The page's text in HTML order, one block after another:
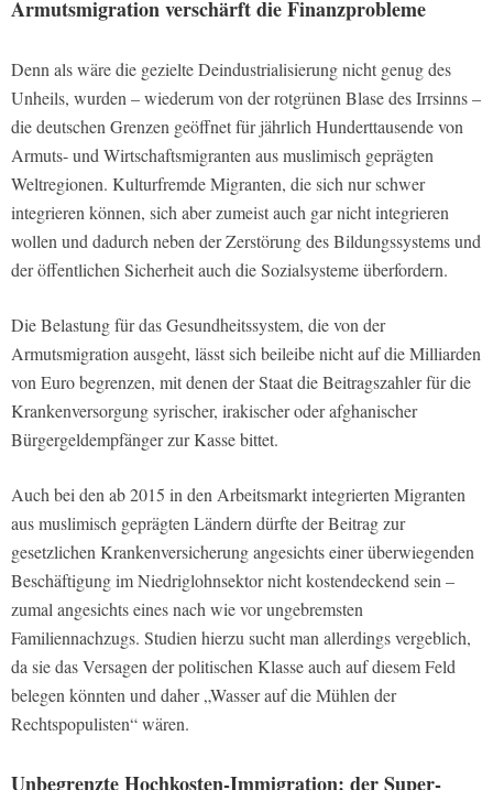
Armutsmigration verschärft die Finanzprobleme
Denn als wäre die gezielte Deindustrialisierung nicht genug des
Unheils, wurden – wiederum von der rotgrünen Blase des Irrsinns –
die deutschen Grenzen geöffnet für jährlich Hunderttausende von
Armuts- und Wirtschaftsmigranten aus muslimisch geprägten
Weltregionen. Kulturfremde Migranten, die sich nur schwer
integrieren können, sich aber zumeist auch gar nicht integrieren
wollen und dadurch neben der Zerstörung des Bildungssystems und
der öffentlichen Sicherheit auch die Sozialsysteme überfordern.
Die Belastung für das Gesundheitssystem, die von der
Armutsmigration ausgeht, lässt sich beileibe nicht auf die Milliarden
von Euro begrenzen, mit denen der Staat die Beitragszahler für die
Krankenversorgung syrischer, irakischer oder afghanischer
Bürgergeldempfänger zur Kasse bittet.
Auch bei den ab 2015 in den Arbeitsmarkt integrierten Migranten
aus muslimisch geprägten Ländern dürfte der Beitrag zur
gesetzlichen Krankenversicherung angesichts einer überwiegenden
Beschäftigung im Niedriglohnsektor nicht kostendeckend sein –
zumal angesichts eines nach wie vor ungebremsten
Familiennachzugs. Studien hierzu sucht man allerdings vergeblich,
da sie das Versagen der politischen Klasse auch auf diesem Feld
belegen könnten und daher „Wasser auf die Mühlen der
Rechtspopulisten“ wären.
Unbegrenzte Hochkosten-Immigration: der Super-